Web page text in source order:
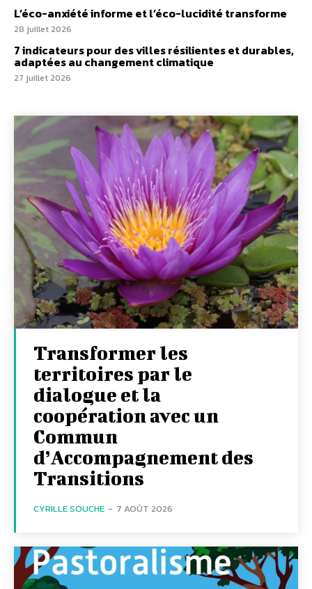
L’éco-anxiété informe et l’éco-lucidité transforme
28 juillet 2026
7 indicateurs pour des villes résilientes et durables,
adaptées au changement climatique
27 juillet 2026
Transformer les
territoires par le
dialogue et la
coopération avec un
Commun
d’Accompagnement des
Transitions
CYRILLE SOUCHE - 7 AOÛT 2026